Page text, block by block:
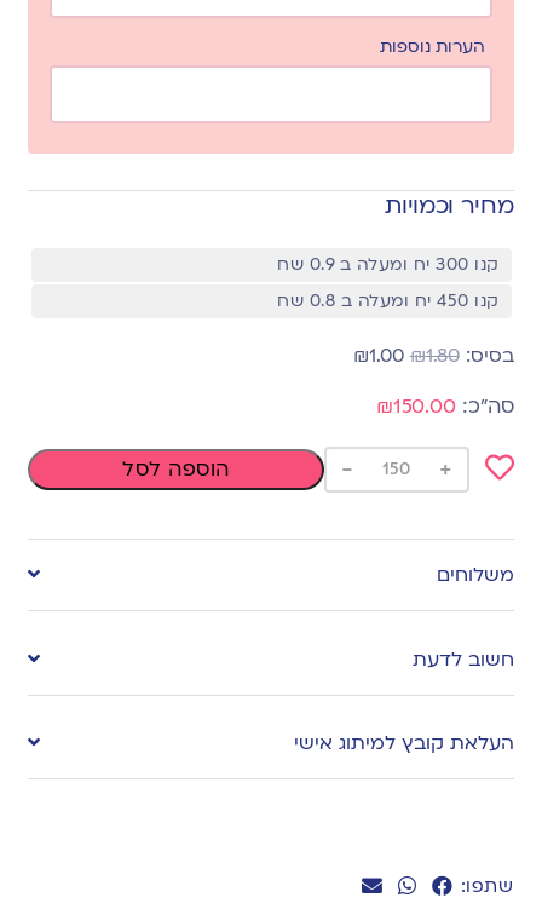
שתפו:
הערות נוספות
מחיר וכמויות
קנו 300 יח ומעלה ב 0.9 שח
קנו 450 יח ומעלה ב 0.8 שח
₪1.80
₪1.00
₪150.00
to
wishlist
+
- הוספה לסל
משלוחים
חשוב לדעת
העלאת קובץ למיתוג אישי